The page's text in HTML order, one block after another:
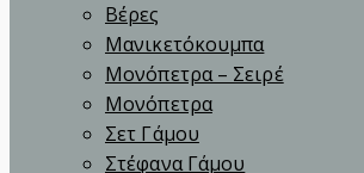
Βέρες
Μανικετόκουμπα
Μονόπετρα – Σειρέ
Μονόπετρα
Σετ Γάμου
Στέφανα Γάμου